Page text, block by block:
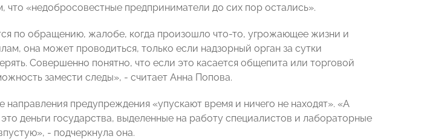
что «недобросовестные предприниматели до сих пор остались».
по обращению, жалобе, когда произошло что-то, угрожающее жизни и
она может проводиться, только если надзорный орган за сутки
Совершенно понятно, что если это касается общепита или торговой
замести следы», - считает Анна Попова.
направления предупреждения «упускают время и ничего не находят». «А
деньги государства, выделенные на работу специалистов и лабораторные
- подчеркнула она.